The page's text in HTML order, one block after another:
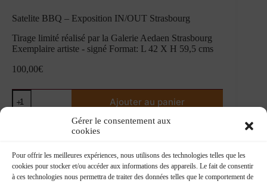
Gérer le consentement aux
cookies
Pour offrir les meilleures expériences, nous utilisons des technologies telles que les
cookies pour stocker et/ou accéder aux informations des appareils. Le fait de consentir
à ces technologies nous permettra de traiter des données telles que le comportement de
Satelite BBQ – Exposition IN/OUT Strasbourg
Tirage limité réalisé par la Galerie Aedaen Strasbourg
Exemplaire artiste - signé Format: L 42 X H 59,5 cms
100,00€
quantité
de
IN/OUT
Strasbourg
Ajouter au panier